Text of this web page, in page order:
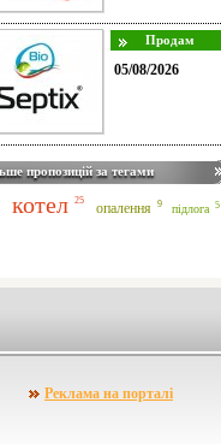
05/08/2026
пропозицій за тегами
котел 25 опалення 9 підлога 5
Реклама на порталі